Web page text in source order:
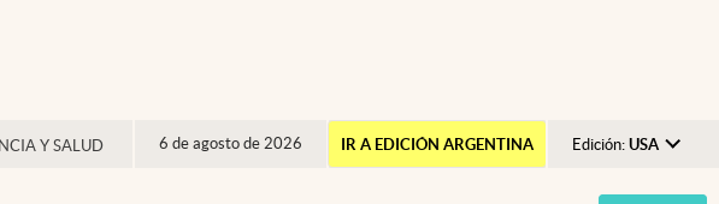
Y SALUD 6 de agosto de 2026 IR A EDICIÓN ARGENTINA Edición: USA
Argentina